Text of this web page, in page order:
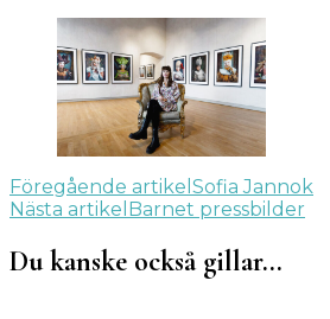
Inläggsnavigering
Föregående artikel Sofia Jannok
Nästa artikel Barnet pressbilder
Du kanske också gillar…